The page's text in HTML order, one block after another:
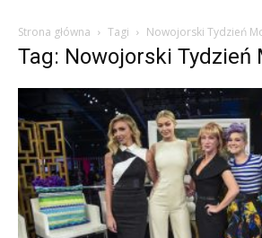
Strona główna Tagi Nowojorski Tydzień
Tag: Nowojorski Tydzień